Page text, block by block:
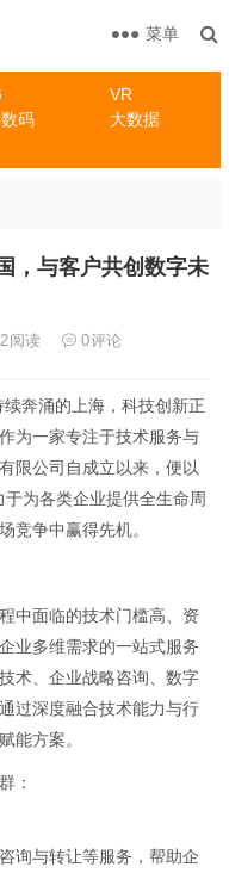
VR
码
大数据
菜单
，与客户共创数字未
阅读 0评论
奔涌的上海，科技创新正
为一家专注于技术服务与
限公司自成立以来，便以
为各类企业提供全生命周
竞争中赢得先机。
中面临的技术门槛高、资
业多维需求的一站式服务
术、企业战略咨询、数字
过深度融合技术能力与行
能方案。
：
询与转让等服务，帮助企